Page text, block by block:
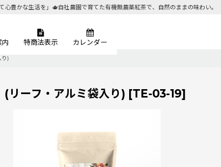
心豊かな生活を」🫖自社農園で育てた有機無農薬紅茶で、自然のままの味わい。
内 特商法表示 カレンダー
)
ーフ・アルミ袋入り) [TE-03-19]